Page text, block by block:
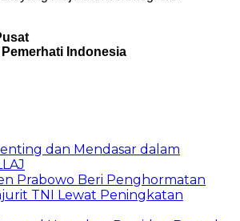
Indonesia
dan Mendasar dalam
Prabowo Beri Penghormatan
TNI Lewat Peningkatan